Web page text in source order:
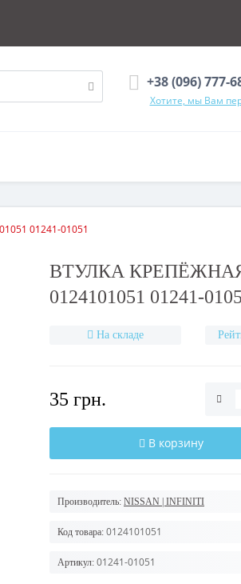
+38 (096) 777-
Хотите, мы Вам
01241-01051
ВТУЛКА КРЕПЁЖНАЯ
0124101051 01241-
На складе
35 грн.
В корзину
Производитель: NISSAN | INFINITI
Код товара: 0124101051
Артикул: 01241-01051